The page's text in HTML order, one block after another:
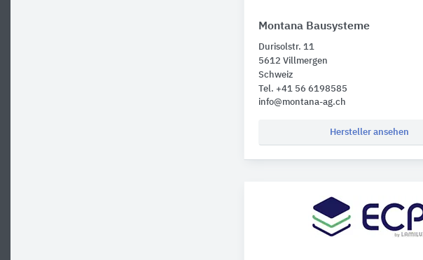
Montana Bausysteme
Durisolstr. 11
5612 Villmergen
Schweiz
Tel. +41 56 6198585
info@montana-ag.ch
Hersteller ansehen